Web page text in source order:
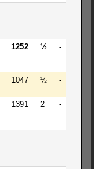
1252 ½ -
1047 ½ -
1391 2 -